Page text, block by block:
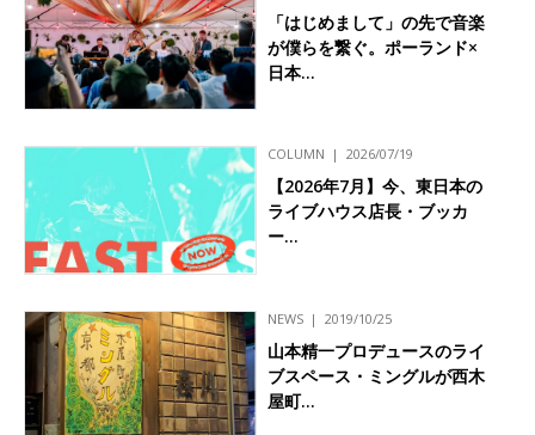
「はじめまして」の先で音楽
が僕らを繋ぐ。ポーランド×
日本…
COLUMN 2026/07/19
【2026年7月】今、東日本の
ライブハウス店長・ブッカ
ー…
NEWS 2019/10/25
山本精一プロデュースのライ
ブスペース・ミングルが西木
屋町…